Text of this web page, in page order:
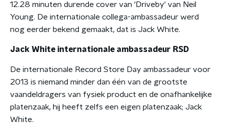
12.28 minuten durende cover van 'Driveby' van Neil
Young. De internationale collega-ambassadeur werd
nog eerder bekend gemaakt, dat is Jack White.
Jack White internationale ambassadeur RSD
De internationale Record Store Day ambassadeur voor
2013 is niemand minder dan één van de grootste
vaandeldragers van fysiek product en de onafhankelijke
platenzaak, hij heeft zelfs een eigen platenzaak; Jack
White.